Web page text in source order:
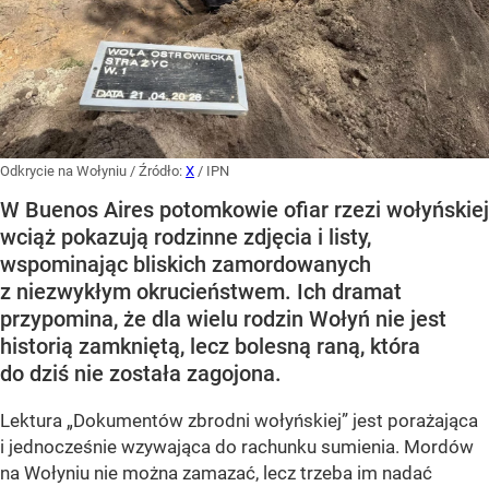
Odkrycie na Wołyniu / Źródło: X / IPN
W Buenos Aires potomkowie ofiar rzezi wołyńskiej
wciąż pokazują rodzinne zdjęcia i listy,
wspominając bliskich zamordowanych
z niezwykłym okrucieństwem. Ich dramat
przypomina, że dla wielu rodzin Wołyń nie jest
historią zamkniętą, lecz bolesną raną, która
do dziś nie została zagojona.
Lektura „Dokumentów zbrodni wołyńskiej” jest porażająca
i jednocześnie wzywająca do rachunku sumienia. Mordów
na Wołyniu nie można zamazać, lecz trzeba im nadać